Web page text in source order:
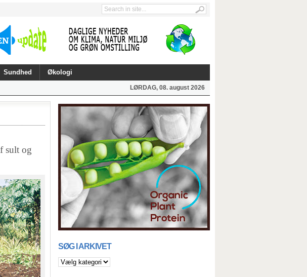
Sundhed Økologi
LØRDAG, 08. august 2026
sult og
SØG I ARKIVET